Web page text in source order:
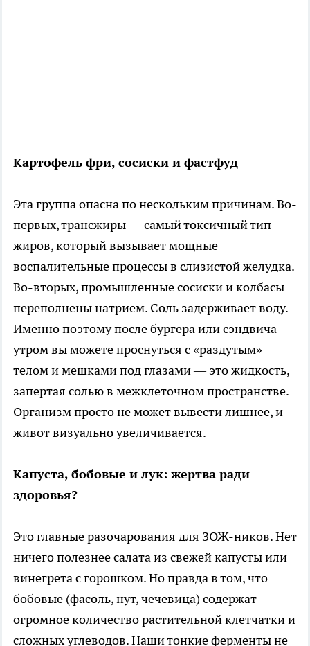
Картофель фри, сосиски и фастфуд
Эта группа опасна по нескольким причинам. Во-
первых, трансжиры — самый токсичный тип
жиров, который вызывает мощные
воспалительные процессы в слизистой желудка.
Во-вторых, промышленные сосиски и колбасы
переполнены натрием. Соль задерживает воду.
Именно поэтому после бургера или сэндвича
утром вы можете проснуться с «раздутым»
телом и мешками под глазами — это жидкость,
запертая солью в межклеточном пространстве.
Организм просто не может вывести лишнее, и
живот визуально увеличивается.
Капуста, бобовые и лук: жертва ради
здоровья?
Это главные разочарования для ЗОЖ-ников. Нет
ничего полезнее салата из свежей капусты или
винегрета с горошком. Но правда в том, что
бобовые (фасоль, нут, чечевица) содержат
огромное количество растительной клетчатки и
сложных углеводов. Наши тонкие ферменты не